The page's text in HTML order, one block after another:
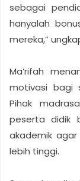
sebagai
hanyalah
mereka,”
Ma’rifah
motivasi bagi
Pihak
peserta didik
akademik
lebih tinggi.